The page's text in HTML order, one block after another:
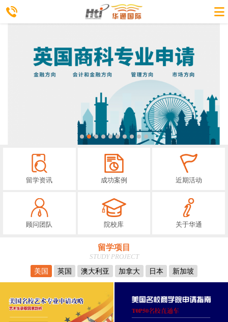
留学资讯 成功案例 近期活动
顾问团队 院校库 关于华通
留学项目
STUDY PROJECT
美国
英国 澳大利亚 加拿大 日本 新加坡